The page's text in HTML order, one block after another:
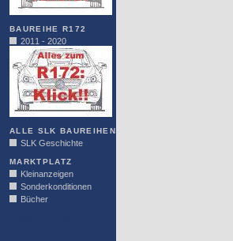
BAUREIHE R172
2011 - 2020
ALLE SLK BAUREIHEN
SLK Geschichte
MARKTPLATZ
Kleinanzeigen
Sonderkonditionen
Bücher